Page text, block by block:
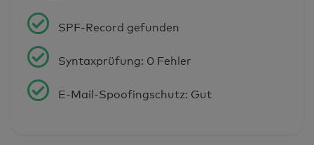
SPF-Record gefunden
Syntaxprüfung: 0 Fehler
E-Mail-Spoofingschutz: Gut